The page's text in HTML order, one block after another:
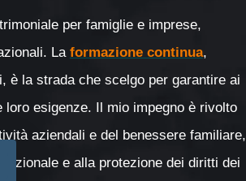
per famiglie e imprese,
La formazione continua,
è la strada che scelgo per garantire ai
esigenze. Il mio impegno è rivolto
aziendali e del benessere familiare,
e alla protezione dei diritti dei